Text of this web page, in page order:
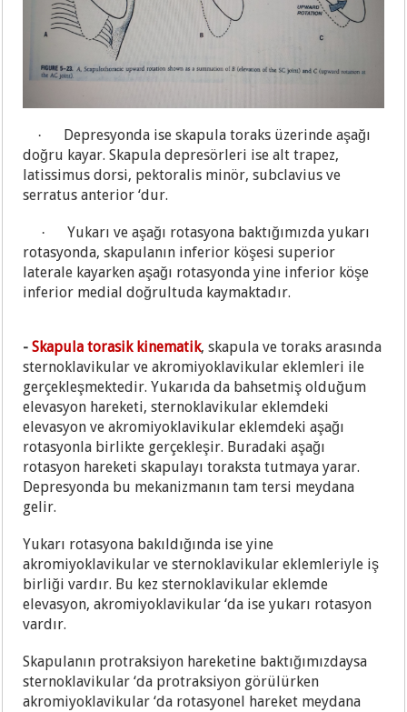
·
Depresyonda ise skapula toraks üzerinde aşağı
doğru kayar. Skapula depresörleri ise alt trapez,
latissimus dorsi, pektoralis minör, subclavius ve
serratus anterior ‘dur.
·
Yukarı ve aşağı rotasyona baktığımızda yukarı
rotasyonda, skapulanın inferior köşesi superior
laterale kayarken aşağı rotasyonda yine inferior köşe
inferior medial doğrultuda kaymaktadır.
- Skapula torasik kinematik, skapula ve toraks arasında
sternoklavikular ve akromiyoklavikular eklemleri ile
gerçekleşmektedir. Yukarıda da bahsetmiş olduğum
elevasyon hareketi, sternoklavikular eklemdeki
elevasyon ve akromiyoklavikular eklemdeki aşağı
rotasyonla birlikte gerçekleşir. Buradaki aşağı
rotasyon hareketi skapulayı toraksta tutmaya yarar.
Depresyonda bu mekanizmanın tam tersi meydana
gelir.
Yukarı rotasyona bakıldığında ise yine
akromiyoklavikular ve sternoklavikular eklemleriyle iş
birliği vardır. Bu kez sternoklavikular eklemde
elevasyon, akromiyoklavikular ‘da ise yukarı rotasyon
vardır.
Skapulanın protraksiyon hareketine baktığımızdaysa
sternoklavikular ‘da protraksiyon görülürken
akromiyoklavikular ‘da rotasyonel hareket meydana